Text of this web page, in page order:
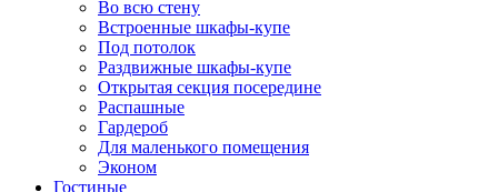
Во всю стену
Встроенные шкафы-купе
Под потолок
Раздвижные шкафы-купе
Открытая секция посередине
Распашные
Гардероб
Для маленького помещения
Эконом
Гостиные